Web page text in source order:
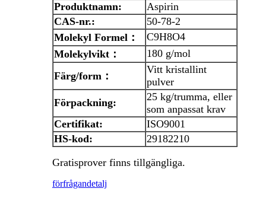
Produktnamn:
Aspirin
CAS-nr.:
50-78-2
Molekyl Formel ：
C9H8O4
Molekylvikt ：
180 g/mol
Färg/form ：
Vitt kristallint
pulver
Förpackning:
25 kg/trumma, eller
som anpassat krav
Certifikat:
ISO9001
HS-kod:
29182210
Gratisprover finns tillgängliga.
förfrågandetalj